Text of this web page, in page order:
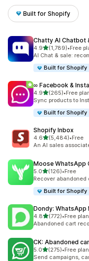
Built for Shopify
Chatty AI Chatbot
4.9滿分 5 顆星
(1,789)
共有 1789 則評價
•Free
AI Chat & sale:
Built for Shopify
∞ Facebook &
4.9滿分 5 顆星
(265)
共有 265 則評價
•Free
Sync products to
Built for Shopify
Shopify Inbox
4.6滿分 5 顆星
(5,484)
共有 5484 則評價
•Free
An AI sales
Moose WhatsApp
5.0滿分 5 顆星
(126)
共有 126 則評價
•Free
Recover
Built for Shopify
Dondy: WhatsApp
4.8滿分 5 顆星
(772)
共有 772 則評價
•Free
Abandoned cart
CK: Abandoned
5.0滿分 5 顆星
(275)
共有 275 則評價
•Free
Send campaigns,